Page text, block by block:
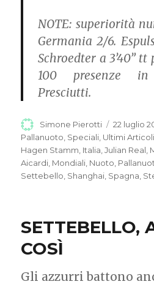
NOTE: superiorità
Germania 2/6.
Schroedter a 3’40”
100 presenze
Presciutti.
Autore
Simone Pierotti
il
22 luglio
Pallanuoto Speciali Ultimi Articoli
Hagen Stamm Italia ,Julian Real
Aicardi Mondiali Nuoto
Settebello Shanghai Spagna
SETTEBELLO,
COSÌ
Gli azzurri battono